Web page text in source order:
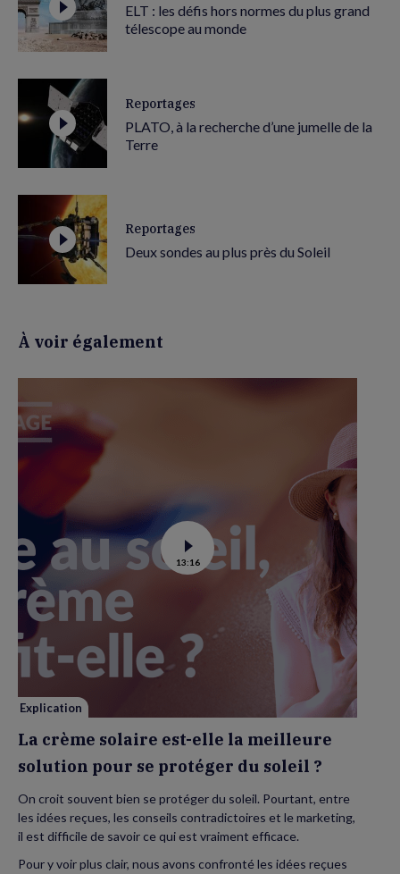
ELT : les défis hors normes du plus grand
télescope au monde
Reportages
PLATO, à la recherche d’une jumelle de la
Terre
Reportages
Deux sondes au plus près du Soleil
À voir également
Voir
la
vidéo
est-
elle
la
meilleure
solution
protéger
soleil
13:16
Explication
La crème solaire est-elle la meilleure
solution pour se protéger du soleil ?
On croit souvent bien se protéger du soleil. Pourtant, entre
les idées reçues, les conseils contradictoires et le marketing,
il est difficile de savoir ce qui est vraiment efficace.
Pour y voir plus clair, nous avons confronté les idées reçues